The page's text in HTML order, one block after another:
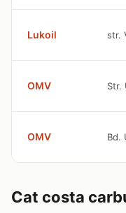
Lukoil str.
OMV Str.
OMV Bd.
Cat costa